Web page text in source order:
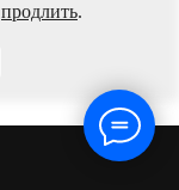
продлить.